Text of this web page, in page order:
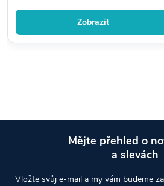
Zobrazit
Mějte přehled o
a slevách
Vložte svůj e-mail a my vám budeme